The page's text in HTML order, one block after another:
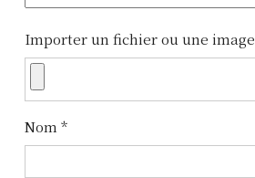
n
d
e
l
Importer un fichier ou une image
Nom *